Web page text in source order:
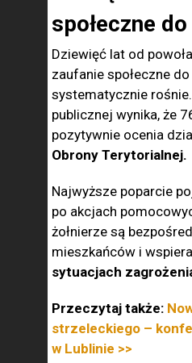
społeczne do
Dziewięć lat od
zaufanie społeczne do
systematycznie
publicznej wynika, że
pozytywnie ocenia
Obrony Terytorialnej.
Najwyższe poparcie
po akcjach
żołnierze są
mieszkańców i
sytuacjach
Przeczytaj także:
strzeleckiego –
w Lublinie >>